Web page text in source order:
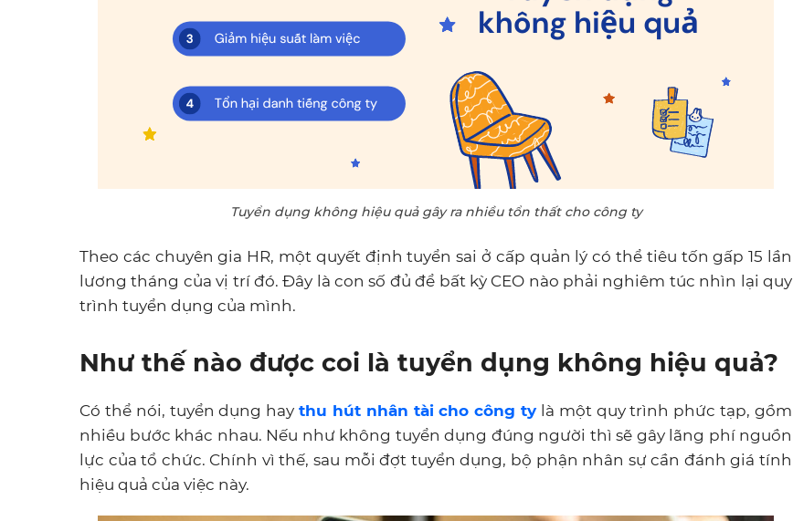
Tuyển dụng không hiệu quả gây ra nhiều tổn thất cho công ty
Theo các chuyên gia HR, một quyết định tuyển sai ở cấp quản lý có thể tiêu tốn gấp 15 lần
lương tháng của vị trí đó. Đây là con số đủ để bất kỳ CEO nào phải nghiêm túc nhìn lại quy
trình tuyển dụng của mình.
Như thế nào được coi là tuyển dụng không hiệu quả?
Có thể nói, tuyển dụng haythu hút nhân tài cho công tylà một quy trình phức tạp, gồm
nhiều bước khác nhau. Nếu như không tuyển dụng đúng người thì sẽ gây lãng phí nguồn
lực của tổ chức. Chính vì thế, sau mỗi đợt tuyển dụng, bộ phận nhân sự cần đánh giá tính
hiệu quả của việc này.